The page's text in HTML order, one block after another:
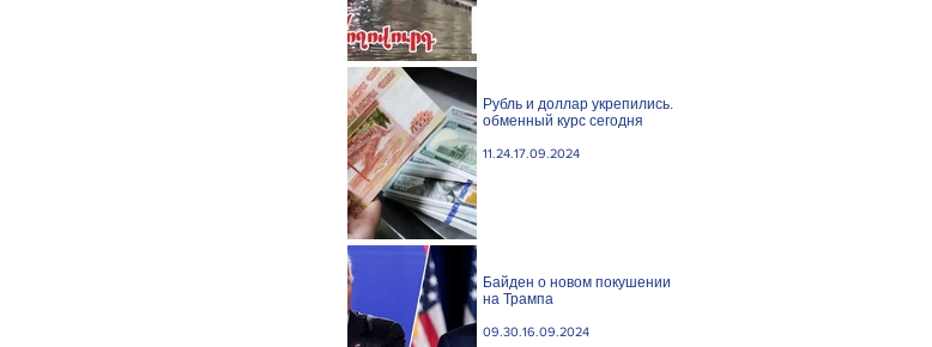
Рубль и доллар укрепились.
обменный курс сегодня
11.24.17.09.2024
Байден о новом покушении
на Трампа
09.30.16.09.2024